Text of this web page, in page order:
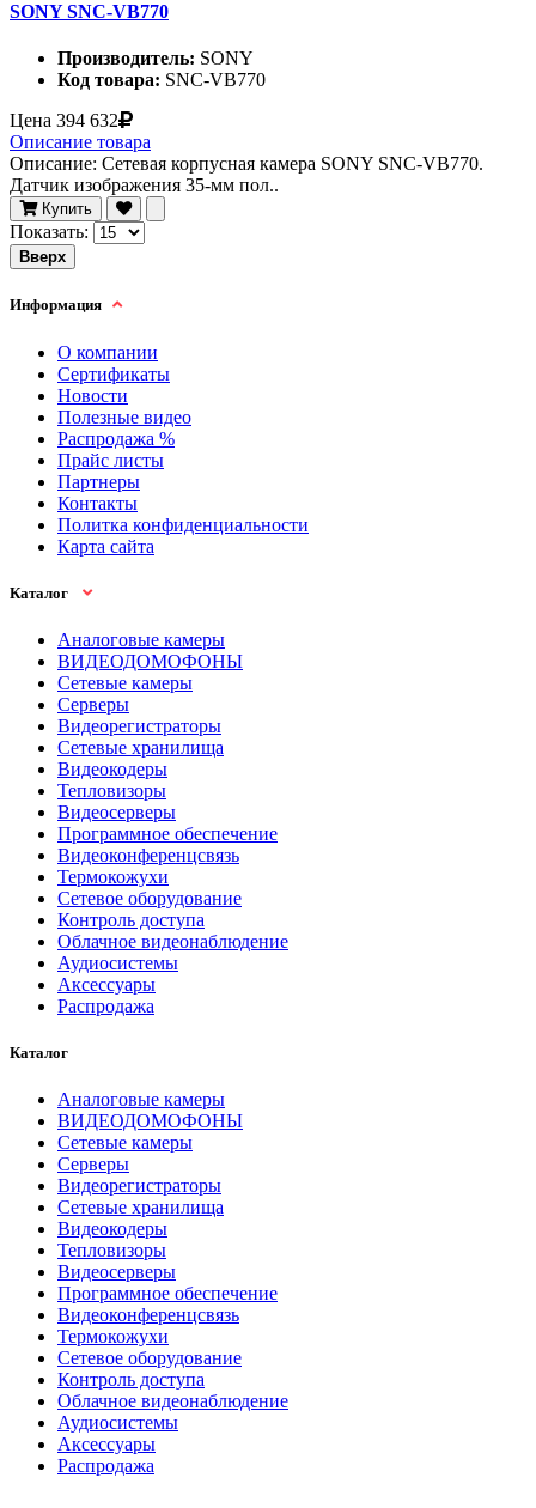
SONY SNC-VB770
Производитель: SONY
Код товара: SNC-VB770
Цена 394 632
Описание товара
Описание: Сетевая корпусная камера SONY SNC-VB770.
Датчик изображения 35-мм пол..
Купить
Показать:
Вверх
Информация
О компании
Сертификаты
Новости
Полезные видео
Распродажа %
Прайс листы
Партнеры
Контакты
Политка конфиденциальности
Карта сайта
Каталог
Аналоговые камеры
ВИДЕОДОМОФОНЫ
Сетевые камеры
Серверы
Видеорегистраторы
Сетевые хранилища
Видеокодеры
Тепловизоры
Видеосерверы
Программное обеспечение
Видеоконференцсвязь
Термокожухи
Сетевое оборудование
Контроль доступа
Облачное видеонаблюдение
Аудиосистемы
Аксессуары
Распродажа
Каталог
Аналоговые камеры
ВИДЕОДОМОФОНЫ
Сетевые камеры
Серверы
Видеорегистраторы
Сетевые хранилища
Видеокодеры
Тепловизоры
Видеосерверы
Программное обеспечение
Видеоконференцсвязь
Термокожухи
Сетевое оборудование
Контроль доступа
Облачное видеонаблюдение
Аудиосистемы
Аксессуары
Распродажа